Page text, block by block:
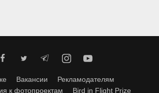
Вакансии
Рекламодателям
к фотопроектам
Bird in Flight Prize